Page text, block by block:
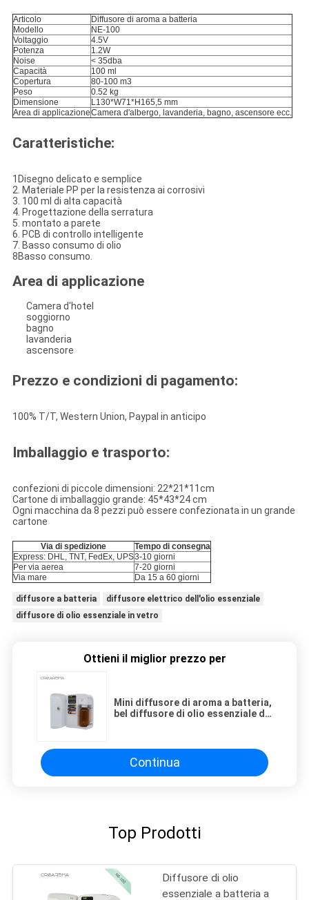
Articolo
Diffusore di aroma a batteria
Modello
NE-100
Voltaggio
4.5V
Potenza
1.2W
Noise
< 35dba
Capacità
100 ml
Copertura
80-100 m3
Peso
0.52 kg
Dimensione
L130*W71*H165,5 mm
Area di applicazioneCamera d'albergo, lavanderia, bagno, ascensore ecc.
Caratteristiche:
1Disegno delicato e semplice
2. Materiale PP per la resistenza ai corrosivi
3. 100 ml di alta capacità
4. Progettazione della serratura
5. montato a parete
6. PCB di controllo intelligente
7. Basso consumo di olio
8Basso consumo.
Area di applicazione
Camera d'hotel
soggiorno
bagno
lavanderia
ascensore
Prezzo e condizioni di pagamento:
100% T/T, Western Union, Paypal in anticipo
Imballaggio e trasporto:
confezioni di piccole dimensioni: 22*21*11cm
Cartone di imballaggio grande: 45*43*24 cm
Ogni macchina da 8 pezzi può essere confezionata in un grande
cartone
Via di spedizione
Tempo di consegna
Express: DHL, TNT, FedEx, UPS3-10 giorni
Per via aerea
7-20 giorni
Via mare
Da 15 a 60 giorni
diffusore a batteria
diffusore elettrico dell'olio essenziale
diffusore di olio essenziale in vetro
Ottieni il miglior prezzo per
Mini diffusore di aroma a batteria,
bel diffusore di olio essenziale di
Continua
Top Prodotti
Diffusore di olio
essenziale a batteria a